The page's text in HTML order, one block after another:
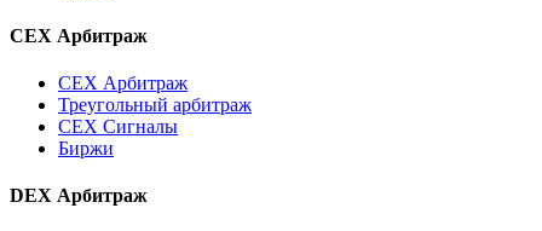
CEX Арбитраж
CEX Арбитраж
Треугольный арбитраж
CEX Сигналы
Биржи
DEX Арбитраж